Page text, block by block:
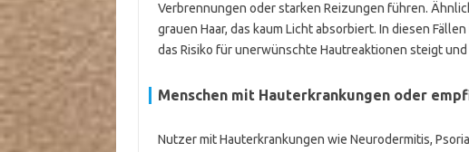
Verbrennungen oder starken Reizungen führen.
grauen Haar, das kaum Licht absorbiert. In diesen
das Risiko für unerwünschte Hautreaktionen steigt
Menschen mit Hauterkrankungen oder
Nutzer mit Hauterkrankungen wie Neurodermitis,